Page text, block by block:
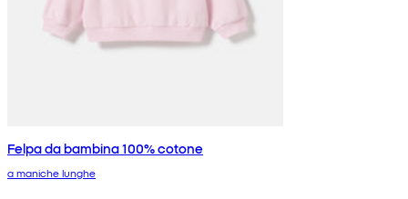
Felpa da bambina 100% cotone
a maniche lunghe